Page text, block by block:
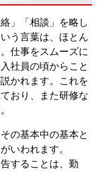
」「相談」を略し
う言葉は、ほとん
仕事をスムーズに
社員の頃からこと
かれます。これを
おり、また研修な
の基本中の基本と
いわれます。
することは、勤